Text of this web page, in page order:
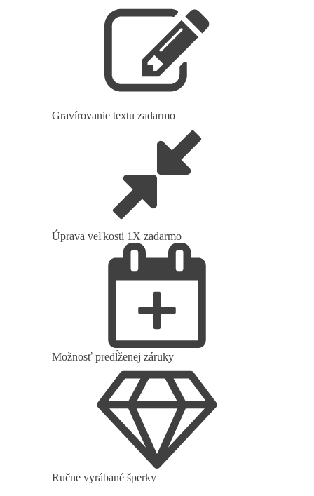
Gravírovanie textu zadarmo
Úprava veľkosti 1X zadarmo
Možnosť predĺženej záruky
Ručne vyrábané šperky